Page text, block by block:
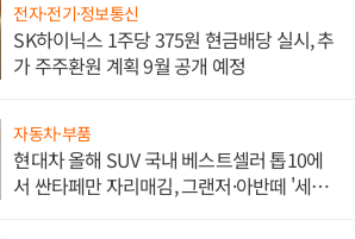
전자·전기·정보통신
SK하이닉스 1주당 375원 현금배당 실시, 추
가 주주환원 계획 9월 공개 예정
자동차·부품
현대차 올해 SUV 국내 베스트셀러 톱10에
서 싼타페만 자리매김, 그랜저·아반떼 '세단